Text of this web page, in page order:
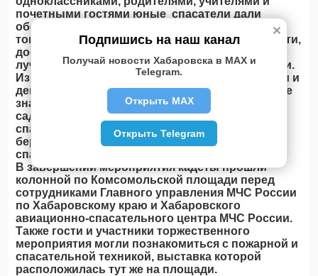
почетными гостями юные спасатели дали
обещание быть честными и верными
товарищами, соблюдать Кодекс кадетской чести,
достойно учиться, воспитывать в себе самые
лучшие качества патриота и гражданина России.
Из рук офицеров МЧС России юные мальчишки и
девчонки получили свои первые долгожданные
знаки отличия - погоны. Малыши из детских
садов, прошедшие посвящение в юные
спасатели, стали обладателями оранжевого
берета, головного убора сотрудников
спасательного ведомства.
В завершении мероприятия кадеты прошли
колонной по Комсомольской площади перед
сотрудниками Главного управления МЧС России
по Хабаровскому краю и Хабаровского
авиационно-спасательного центра МЧС России.
Также гости и участники торжественного
мероприятия могли познакомиться с пожарной и
спасательной техникой, выставка которой
расположилась тут же на площади.
✕
Подпишись на наш канал
Получай новости Хабаровска в MAX и
Telegram.
Открыть MAX
Открыть Telegram